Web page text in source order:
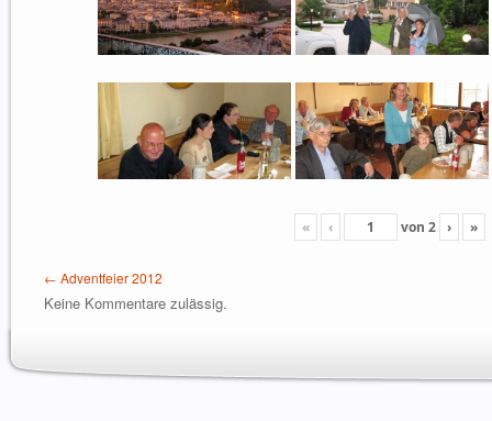
« ‹ von 2 › »
← Adventfeier 2012
Keine Kommentare zulässig.